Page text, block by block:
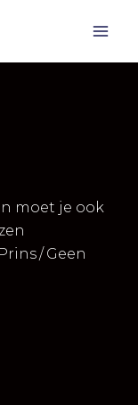
moet je ook
/ Geen